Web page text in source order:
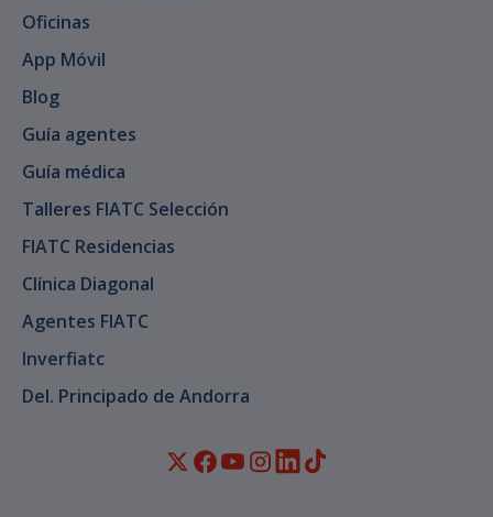
Oficinas
App Móvil
Blog
Guía agentes
Guía médica
Talleres FIATC Selección
FIATC Residencias
Clínica Diagonal
Agentes FIATC
Inverfiatc
Del. Principado de Andorra